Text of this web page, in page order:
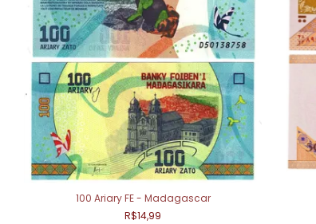
100 Ariary FE - Madagascar
R$14,99